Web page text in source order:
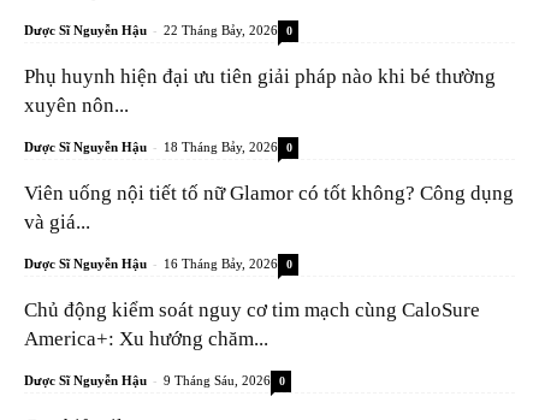
Dược Sĩ Nguyễn Hậu - 22 Tháng Bảy, 2026 0
Phụ huynh hiện đại ưu tiên giải pháp nào khi bé thường
xuyên nôn...
Dược Sĩ Nguyễn Hậu - 18 Tháng Bảy, 2026 0
Viên uống nội tiết tố nữ Glamor có tốt không? Công dụng
và giá...
Dược Sĩ Nguyễn Hậu - 16 Tháng Bảy, 2026 0
Chủ động kiểm soát nguy cơ tim mạch cùng CaloSure
America+: Xu hướng chăm...
Dược Sĩ Nguyễn Hậu - 9 Tháng Sáu, 2026 0